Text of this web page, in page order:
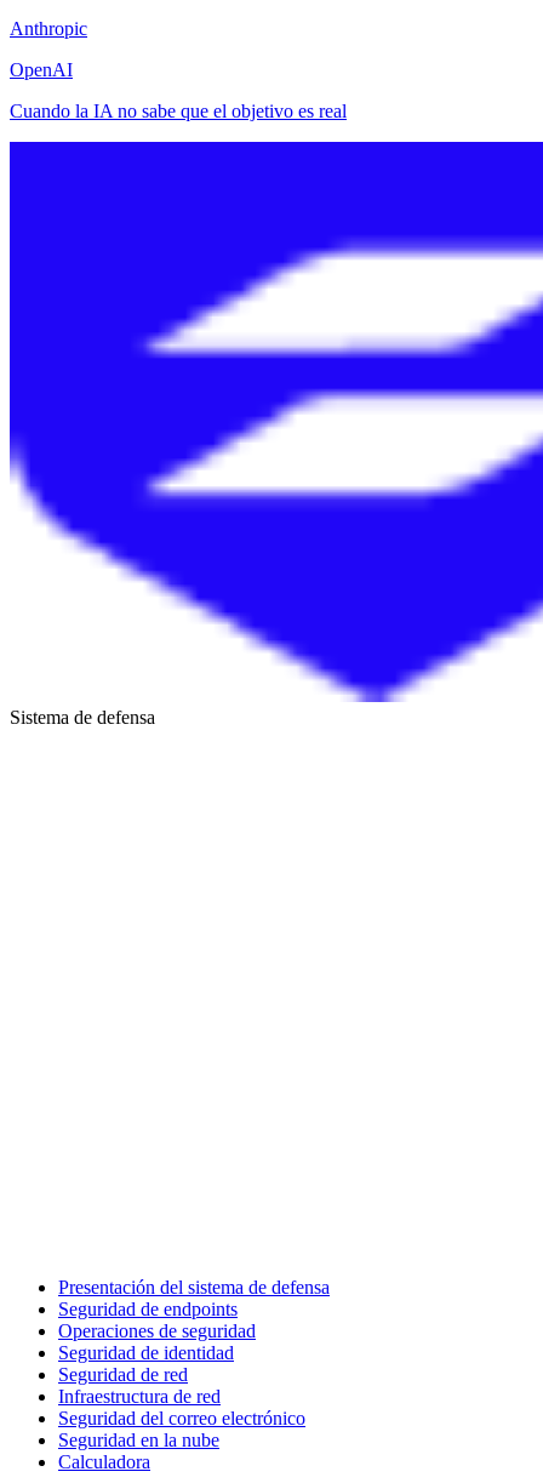
Anthropic
OpenAI
Cuando la IA no sabe que el objetivo es real
Sistema de defensa
Presentación del sistema de defensa
Seguridad de endpoints
Operaciones de seguridad
Seguridad de identidad
Seguridad de red
Infraestructura de red
Seguridad del correo electrónico
Seguridad en la nube
Calculadora